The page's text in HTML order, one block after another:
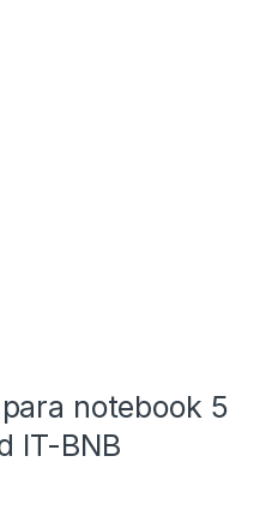
notebook 5
IT-BNB